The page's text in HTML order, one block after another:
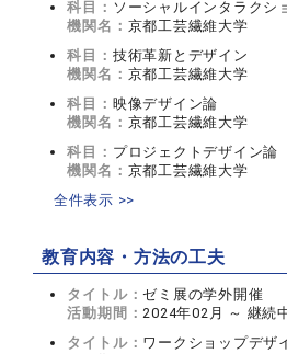
科目： ソーシャルインタラクシ
機関名： 京都工芸繊維大学
科目： 技術革新とデザイン
機関名： 京都工芸繊維大学
科目： 映像デザイン論
機関名： 京都工芸繊維大学
科目： プロジェクトデザイン論
機関名： 京都工芸繊維大学
全件表示 >>
教育内容・方法の工夫
タイトル：ゼミ展の学外開催
活動期間：2024年02月 ～ 継続
タイトル： ワークショップデザ